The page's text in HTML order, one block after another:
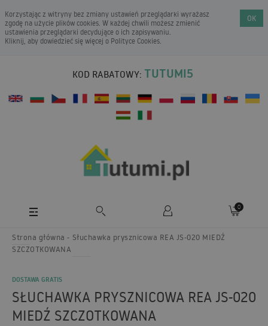
Korzystając z witryny bez zmiany ustawień przeglądarki wyrażasz
zgodę na użycie plików cookies. W każdej chwili możesz zmienić
ustawienia przeglądarki decydujące o ich zapisywaniu.
Kliknij, aby dowiedzieć się więcej o Polityce Cookies.
OK
KOD RABATOWY: TUTUMI5
0
Strona główna
Słuchawka prysznicowa REA JS-020 MIEDŹ
SZCZOTKOWANA
DOSTAWA GRATIS
SŁUCHAWKA PRYSZNICOWA REA JS-020
MIEDŹ SZCZOTKOWANA